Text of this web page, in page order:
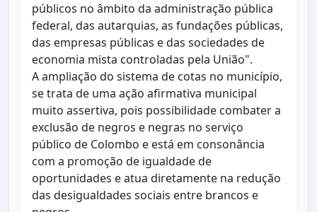
públicos no âmbito da administração pública
federal, das autarquias, as fundações públicas,
das empresas públicas e das sociedades de
economia mista controladas pela União".
A ampliação do sistema de cotas no município,
se trata de uma ação afirmativa municipal
muito assertiva, pois possibilidade combater a
exclusão de negros e negras no serviço
público de Colombo e está em consonância
com a promoção de igualdade de
oportunidades e atua diretamente na redução
das desigualdades sociais entre brancos e